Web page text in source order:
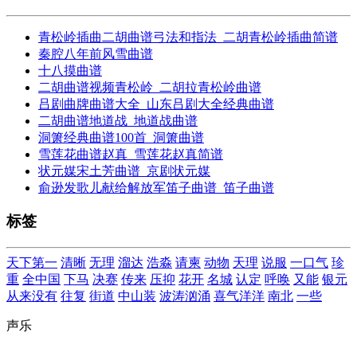
青松岭插曲二胡曲谱弓法和指法_二胡青松岭插曲简谱
秦腔八年前风雪曲谱
十八摸曲谱
二胡曲谱视频青松岭_二胡拉青松岭曲谱
吕剧曲牌曲谱大全_山东吕剧大全经典曲谱
二胡曲谱地道战_地道战曲谱
洞箫经典曲谱100首_洞箫曲谱
雪莲花曲谱赵真_雪莲花赵真简谱
状元媒宋土芳曲谱_京剧状元媒
俞逊发歌儿献给解放军笛子曲谱_笛子曲谱
标签
天下第一 清晰 无理 溜达 浩淼 请柬 动物 天理 说服 一口气 珍
重 全中国 下马 决赛 传来 压抑 花开 名城 认定 呼唤 又能 银元
从来没有 往复 街道 中山装 波涛汹涌 喜气洋洋 南北 一些
声乐